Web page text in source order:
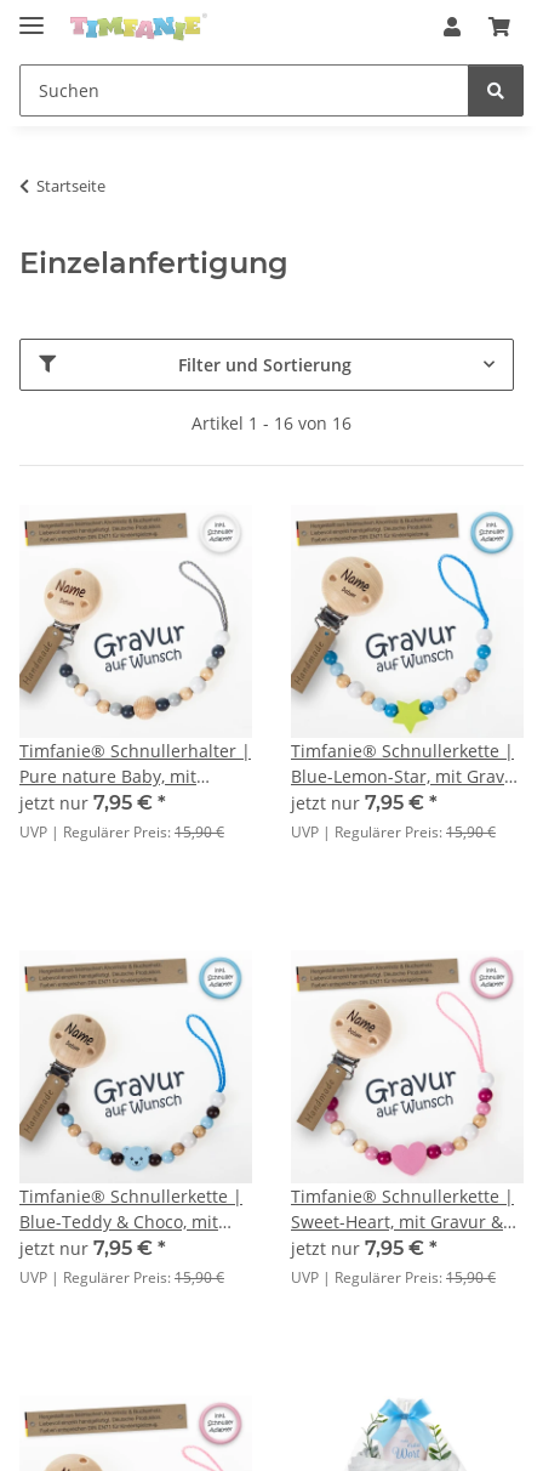
Startseite
Einzelanfertigung
Filter und Sortierung
Artikel 1 - 16 von 16
Timfanie® Schnullerhalter |
Pure nature Baby, mit
Gravur & Multiadapter Ring
jetzt nur 7,95 € *
UVP | Regulärer Preis:15,90 €
Timfanie® Schnullerkette |
Blue-Lemon-Star, mit Gravur
& Multiadapter Ring
jetzt nur 7,95 € *
UVP | Regulärer Preis:15,90 €
Timfanie® Schnullerkette |
Blue-Teddy & Choco, mit
Gravur & Multiadapter Ring
jetzt nur 7,95 € *
UVP | Regulärer Preis:15,90 €
Timfanie® Schnullerkette |
Sweet-Heart, mit Gravur &
Multiadapter Ring
jetzt nur 7,95 € *
UVP | Regulärer Preis:15,90 €